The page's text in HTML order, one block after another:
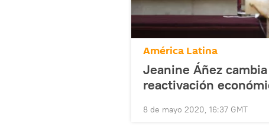
América Latina
Jeanine Áñez
reactivación
8 de mayo 2020, 16:37 GMT